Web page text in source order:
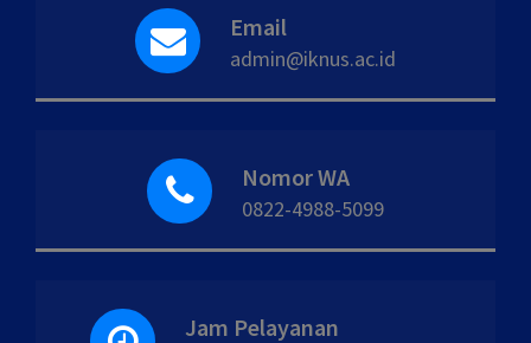
Email
admin@iknus.ac.id
Nomor WA
0822-4988-5099
Jam Pelayanan